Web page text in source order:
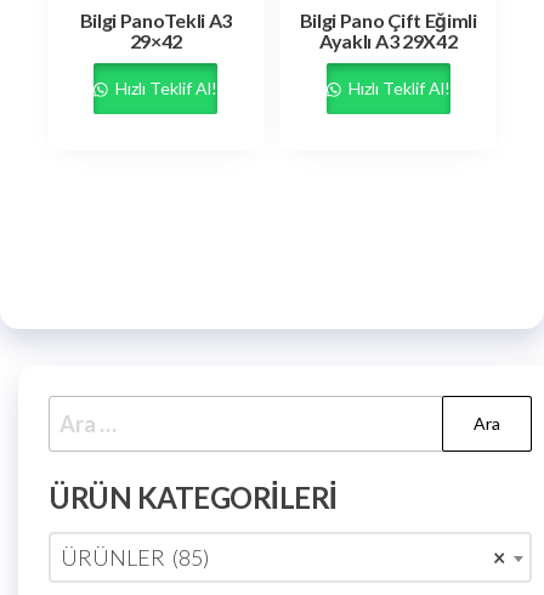
Bilgi PanoTekli A3
29×42
Hızlı Teklif Al!
Bilgi Pano Çift Eğimli
Ayaklı A3 29X42
Hızlı Teklif Al!
ÜRÜN KATEGORILERI
×
ÜRÜNLER (85)